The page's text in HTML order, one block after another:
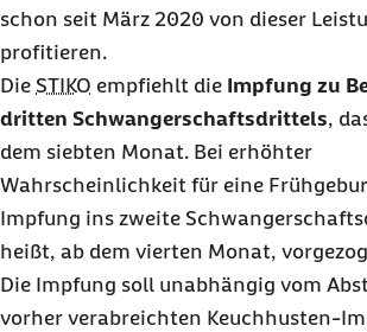
schon seit März 2020 von dieser
profitieren.
Die STIKO empfiehlt die Impfung zu
dritten Schwangerschaftsdrittels,
dem siebten Monat. Bei erhöhter
Wahrscheinlichkeit für eine
Impfung ins zweite
heißt, ab dem vierten Monat,
Die Impfung soll unabhängig vom
vorher verabreichten Keuchhusten-